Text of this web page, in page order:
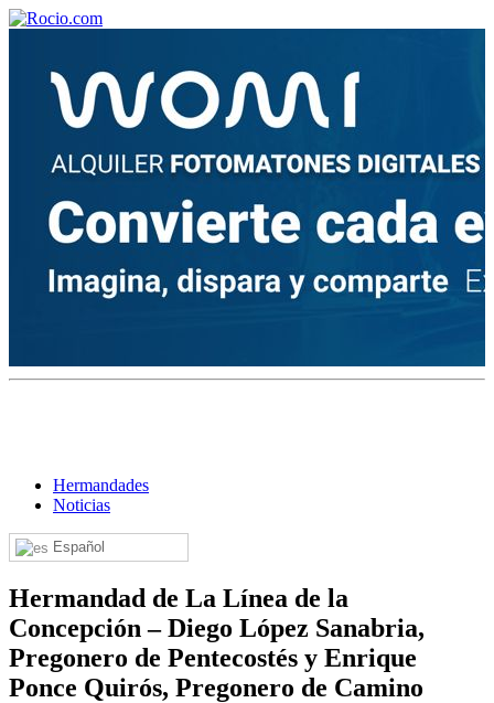
Hermandades
Noticias
Español
Hermandad de La Línea de la
Concepción – Diego López Sanabria,
Pregonero de Pentecostés y Enrique
Ponce Quirós, Pregonero de Camino
¡Bienvenido! Soy el asistente virtual de rocio.com.
¿En qué puedo ayudarte?
¿Cuándo se construyó la primera ermita?
El traslado cada siete años
¿Cuales son los actos principales que se celebran en el
Quiero hacer el camino,¿que tengo que hacer?
En el Rocío, ¿dónde me alojo?